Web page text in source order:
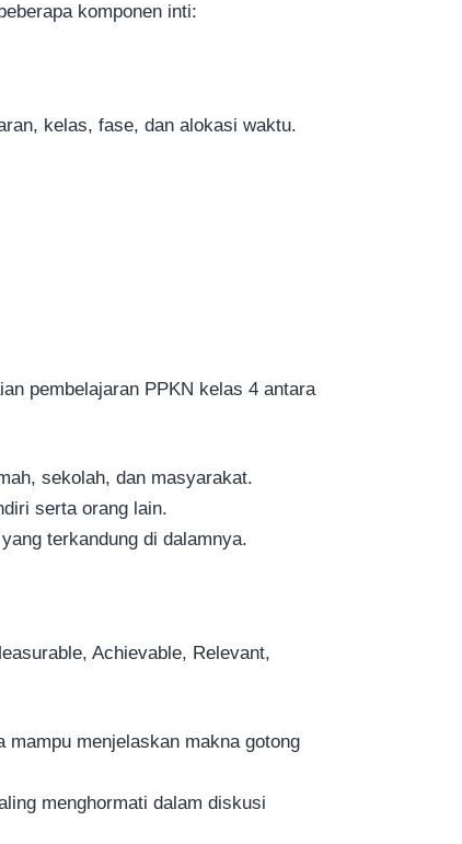
komponen inti:
kelas, fase, dan alokasi waktu.
pembelajaran PPKN kelas 4 antara
sekolah, dan masyarakat.
serta orang lain.
terkandung di dalamnya.
Achievable, Relevant,
menjelaskan makna gotong
menghormati dalam diskusi